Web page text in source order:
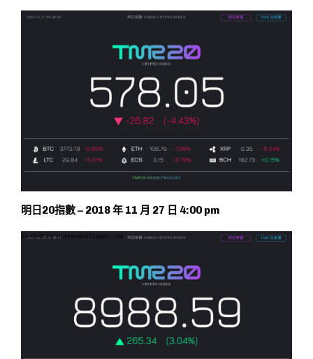
明日20指數 – 2018 年 11 月 27 日 4:00 pm